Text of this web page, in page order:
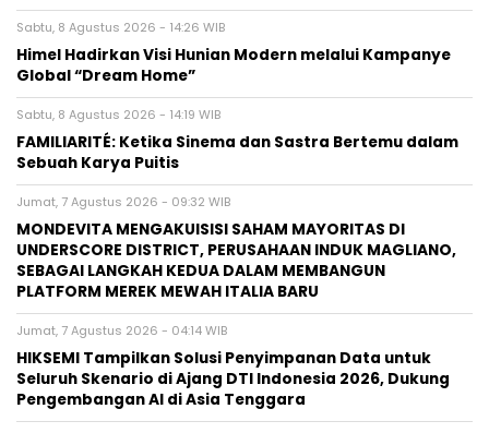
Sabtu, 8 Agustus 2026 - 14:26 WIB
Himel Hadirkan Visi Hunian Modern melalui Kampanye
Global “Dream Home”
Sabtu, 8 Agustus 2026 - 14:19 WIB
FAMILIARITÉ: Ketika Sinema dan Sastra Bertemu dalam
Sebuah Karya Puitis
Jumat, 7 Agustus 2026 - 09:32 WIB
MONDEVITA MENGAKUISISI SAHAM MAYORITAS DI
UNDERSCORE DISTRICT, PERUSAHAAN INDUK MAGLIANO,
SEBAGAI LANGKAH KEDUA DALAM MEMBANGUN
PLATFORM MEREK MEWAH ITALIA BARU
Jumat, 7 Agustus 2026 - 04:14 WIB
HIKSEMI Tampilkan Solusi Penyimpanan Data untuk
Seluruh Skenario di Ajang DTI Indonesia 2026, Dukung
Pengembangan AI di Asia Tenggara